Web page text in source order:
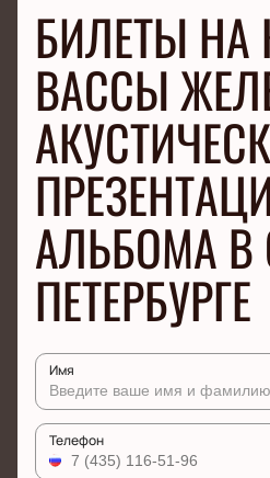
БИЛЕТЫ НА
ВАССЫ
АЛЬБОМА В
ПЕТЕРБУРГЕ
Имя
Телефон